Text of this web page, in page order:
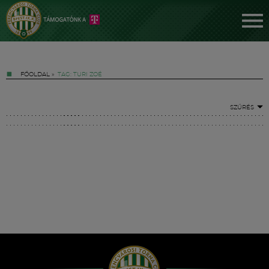
FŐOLDAL » TAG: TURI ZOÉ
SZŰRÉS
Hírek